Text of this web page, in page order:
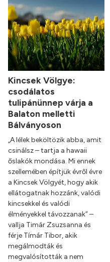
Kincsek Völgye:
csodálatos
tulipánünnep várja a
Balaton melletti
Bálványoson
„A lélek beköltözik abba, amit
csinálsz – tartja a hawaii
őslakók mondása. Mi ennek
szellemében építjük évről évre
a Kincsek Völgyét, hogy akik
ellátogatnak hozzánk, valódi
kincsekkel és valódi
élményekkel távozzanak” –
vallja Timár Zsuzsanna és
férje Tímár Tibor, akik
megálmodták és
megvalósították a nem